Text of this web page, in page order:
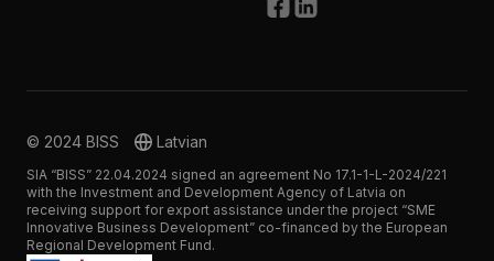
© 2024 BISS Latvian
SIA “BISS” 22.04.2024 signed an agreement No 17.1-1-L-2024/221
with the Investment and Development Agency of Latvia on
receiving support for export assistance under the project “SME
Innovative Business Development” co-financed by the European
Regional Development Fund.